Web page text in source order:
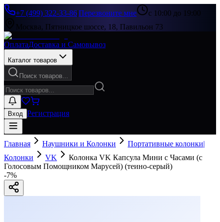
+7 (499) 322-33-86|Перезвоните мне
с 10:00 до 19:00
Москва, Пятницкое шоссе, 18, Павильон 73
ОплатаДоставка и Самовывоз
Каталог товаров
Поиск товаров...
Вход Регистрация
Главная Наушники и Колонки
Портативные колонки|
Колонки
VK
Колонка VK Капсула Мини с Часами (с
Голосовым Помощником Марусей) (теино-серый)
-7%